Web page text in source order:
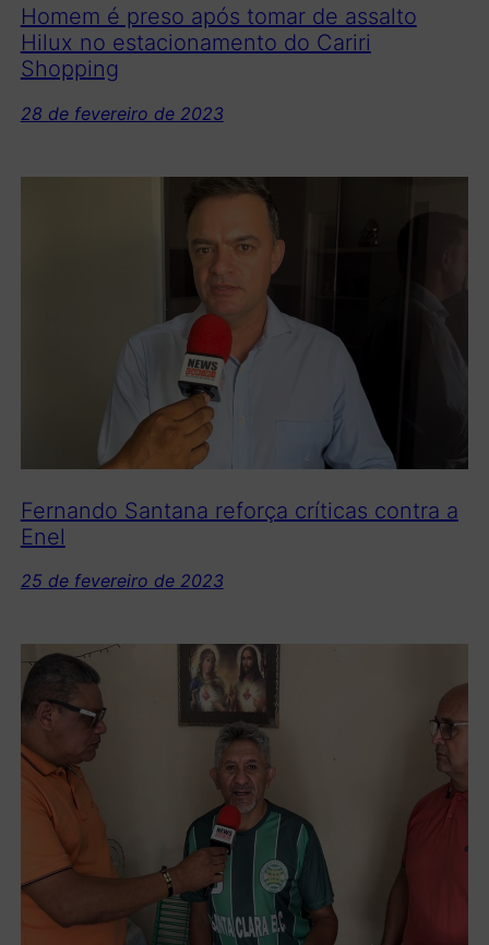
Homem é preso após tomar de assalto
Hilux no estacionamento do Cariri
Shopping
28 de fevereiro de 2023
Fernando Santana reforça críticas contra a
Enel
25 de fevereiro de 2023